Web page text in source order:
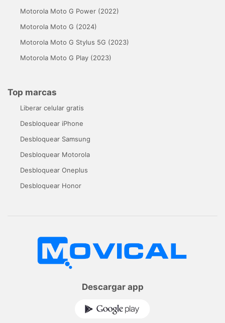
Motorola Moto G Power (2022)
Motorola Moto G (2024)
Motorola Moto G Stylus 5G (2023)
Motorola Moto G Play (2023)
Top marcas
Liberar celular gratis
Desbloquear iPhone
Desbloquear Samsung
Desbloquear Motorola
Desbloquear Oneplus
Desbloquear Honor
Descargar app